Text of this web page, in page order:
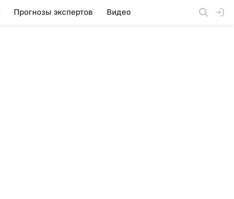
Прогнозы экспертов Видео